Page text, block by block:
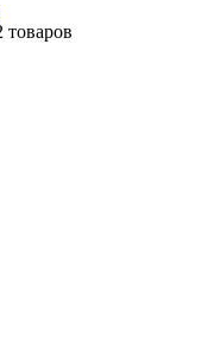
товаров